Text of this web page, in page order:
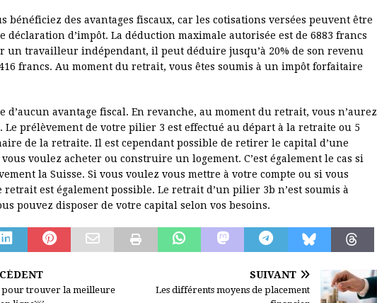
bénéficiez des avantages fiscaux, car les cotisations versées peuvent être
déclaration d’impôt. La déduction maximale autorisée est de 6883 francs
un travailleur indépendant, il peut déduire jusqu’à 20% de son revenu
francs. Au moment du retrait, vous êtes soumis à un impôt forfaitaire
d’aucun avantage fiscal. En revanche, au moment du retrait, vous n’aurez
Le prélèvement de votre pilier 3 est effectué au départ à la retraite ou 5
de la retraite. Il est cependant possible de retirer le capital d’une
voulez acheter ou construire un logement. C’est également le cas si
la Suisse. Si vous voulez vous mettre à votre compte ou si vous
retrait est également possible. Le retrait d’un pilier 3b n’est soumis à
pouvez disposer de votre capital selon vos besoins.
pour trouver la meilleure
SUIVANT
Les différents moyens de placement